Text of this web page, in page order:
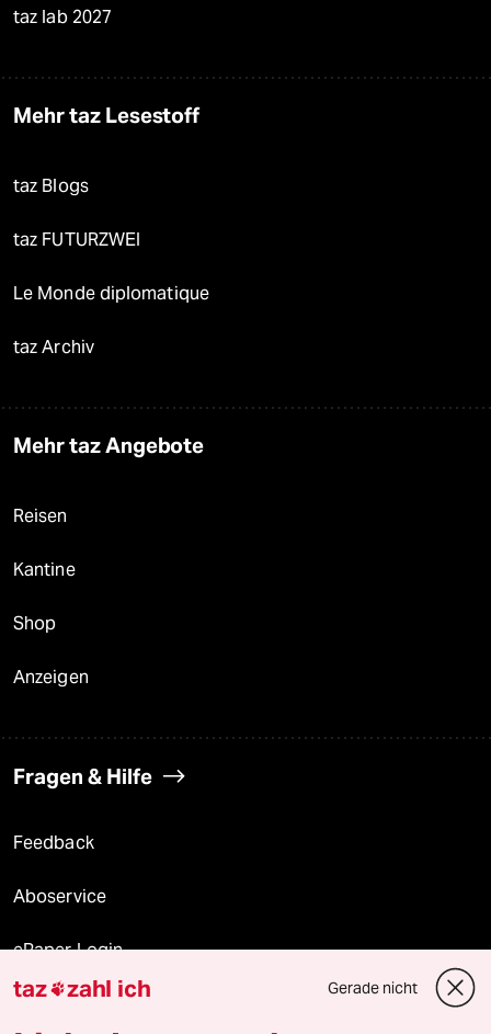
taz lab 2027
Mehr taz Lesestoff
taz Blogs
taz FUTURZWEI
Le Monde diplomatique
taz Archiv
Mehr taz Angebote
Reisen
Kantine
Shop
Anzeigen
Fragen & Hilfe
Feedback
Aboservice
ePaper Login
Downloads für Abonnierende
taz zahl ich Gerade nicht